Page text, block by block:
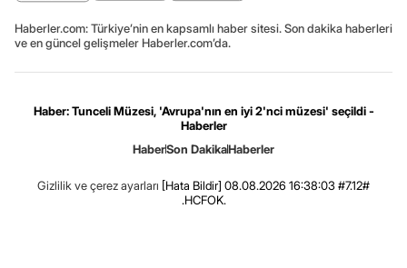
Haberler.com: Türkiye’nin en kapsamlı haber sitesi. Son dakika haberleri
ve en güncel gelişmeler Haberler.com’da.
Haber: Tunceli Müzesi, 'Avrupa'nın en iyi 2'nci müzesi' seçildi -
Haberler
HaberSon DakikaHaberler
Gizlilik ve çerez ayarları [Hata Bildir] 08.08.2026 16:38:03 #7.12#
.HCFOK.